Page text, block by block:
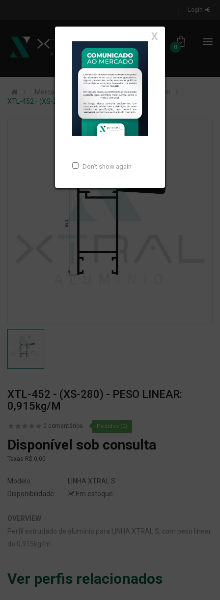
Login
0
X
Don't show again
Mercados de Atuação
Construção Civil
XTL-452 - (XS-280) - PESO LINEAR: 0,915kg/m
XTL-452 - (XS-280) - PESO LINEAR:
0,915kg/m
0 comentários Pedidos (0)
Disponível sob consulta
Taxas R$ 0,00
Modelo:
LINHA XTRAL S
Disponibilidade:
Em estoque
OVERVIEW
Perfil extrudado de alumínio para LINHA XTRAL S, com peso linear
de 0,915kg/m.
Ver perfis relacionados